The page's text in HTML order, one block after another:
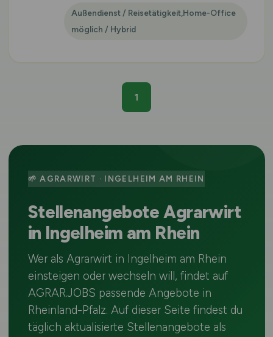
Außendienst / Reisetätigkeit,Home-Office
möglich / Hybrid
1
🌱 AGRARWIRT · INGELHEIM AM RHEIN
Stellenangebote Agrarwirt
in Ingelheim am Rhein
Wer als Agrarwirt in Ingelheim am Rhein
einsteigen oder wechseln will, findet auf
AGRAR.JOBS passende Angebote in
Rheinland-Pfalz. Auf dieser Seite findest du
täglich aktualisierte Stellenangebote als